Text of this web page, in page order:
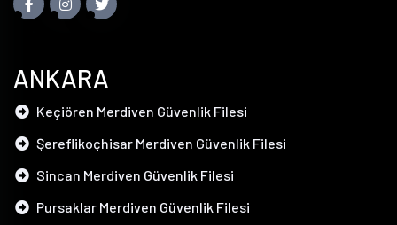
ANKARA
Keçiören Merdiven Güvenlik Filesi
Şereflikoçhisar Merdiven Güvenlik Filesi
Sincan Merdiven Güvenlik Filesi
Pursaklar Merdiven Güvenlik Filesi